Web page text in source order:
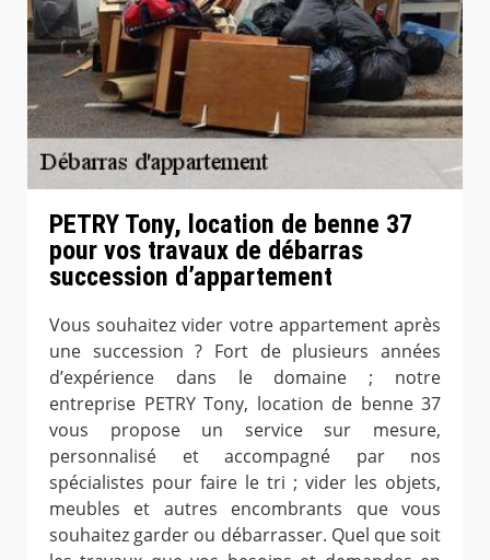
PETRY Tony, location de benne 37
pour vos travaux de débarras
succession d’appartement
Vous souhaitez vider votre appartement après
une succession ? Fort de plusieurs années
d’expérience dans le domaine ; notre
entreprise PETRY Tony, location de benne 37
vous propose un service sur mesure,
personnalisé et accompagné par nos
spécialistes pour faire le tri ; vider les objets,
meubles et autres encombrants que vous
souhaitez garder ou débarrasser. Quel que soit